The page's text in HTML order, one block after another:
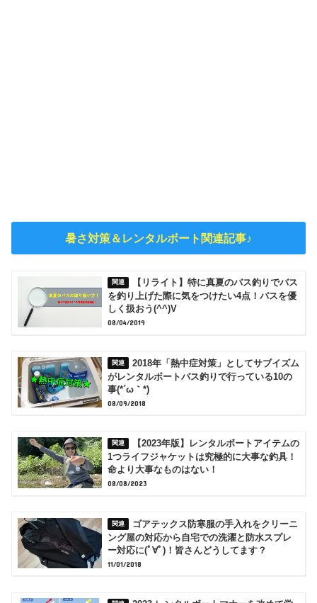
暑さ対策＆レンタルボート関連記事♪
【リライト】特に真夏のバス釣りでバス
を釣り上げた際に気をつけたい4点！バスを優
しく扱おう(^^)V
08/04/2019
2018年「熱中症対策」としてサブイズム
がレンタルボートバス釣りで行っている10の
事(*´ω｀*)
08/09/2018
【2023年版】レンタルボートアイテムの
1つライフジャケットは究極的に大事な釣具！
命より大事なものはない！
08/08/2023
ゴアテックス防寒服の手入れをクリーニ
ング屋の対応から自宅での洗濯と防水スプレ
ー対応に(ﾟ∀ﾟ)！皆さんどうしてます？
11/01/2018